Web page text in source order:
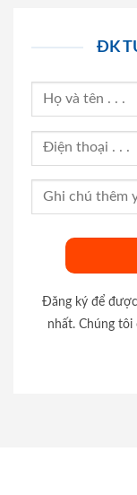
ĐK
Đăng ký để
nhất. Chúng